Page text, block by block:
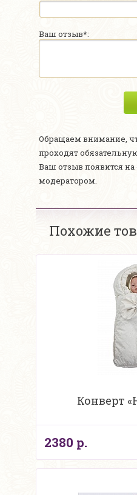
Ваш отзыв*:
Обращаем внимание,
проходят
Ваш отзыв появится
модератором.
Похожие
Конверт
2380 р.